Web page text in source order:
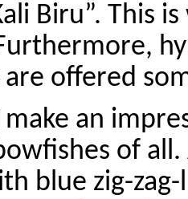
Biru”. This
are offered
make an
of
blue zig-